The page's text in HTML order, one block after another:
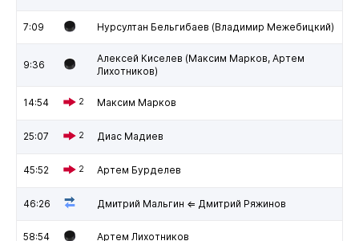
7:09 Нурсултан Бельгибаев (Владимир Межебицкий)
9:36
Алексей Киселев (Максим Марков, Артем
Лихотников)
14:54 2 Максим Марков
25:07 2 Диас Мадиев
45:52 2 Артем Бурделев
46:26 Дмитрий Мальгин ⇐ Дмитрий Ряжинов
58:54 Артем Лихотников